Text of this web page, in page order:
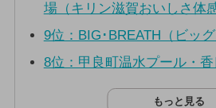
場（キリン滋賀おいしさ体
9位：BIG･BREATH（ビッグ
8位：甲良町温水プール・
もっと見る